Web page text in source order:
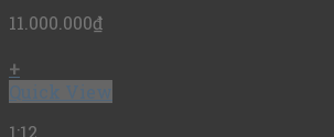
11.000.000₫
+
Quick View
1:12